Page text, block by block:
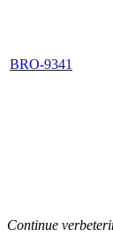
BRO-9341
Continue